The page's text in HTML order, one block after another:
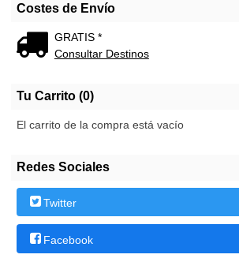
Costes de Envío
GRATIS *
Consultar Destinos
Tu Carrito (0)
El carrito de la compra está vacío
Redes Sociales
Twitter
Facebook